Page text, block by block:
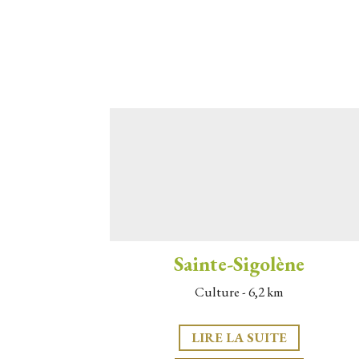
Sainte-Sigolène
Culture - 6,2 km
LIRE LA SUITE